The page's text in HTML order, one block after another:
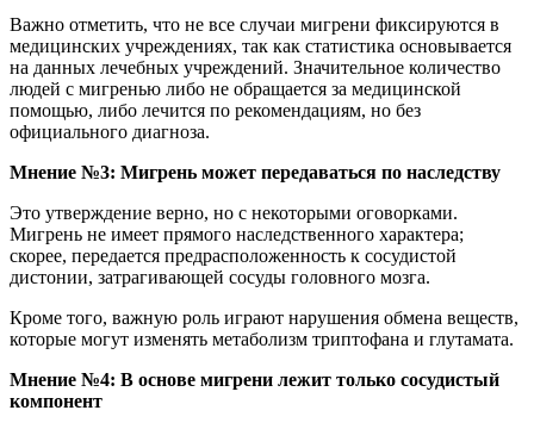
Важно отметить, что не все случаи мигрени фиксируются в
медицинских учреждениях, так как статистика основывается
на данных лечебных учреждений. Значительное количество
людей с мигренью либо не обращается за медицинской
помощью, либо лечится по рекомендациям, но без
официального диагноза.
Мнение №3: Мигрень может передаваться по наследству
Это утверждение верно, но с некоторыми оговорками.
Мигрень не имеет прямого наследственного характера;
скорее, передается предрасположенность к сосудистой
дистонии, затрагивающей сосуды головного мозга.
Кроме того, важную роль играют нарушения обмена веществ,
которые могут изменять метаболизм триптофана и глутамата.
Мнение №4: В основе мигрени лежит только сосудистый
компонент